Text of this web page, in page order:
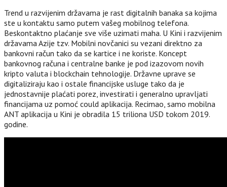
Trend u razvijenim državama je rast digitalnih banaka sa kojima
ste u kontaktu samo putem vašeg mobilnog telefona.
Beskontaktno plaćanje sve više uzimati maha. U Kini i razvijenim
državama Azije tzv. Mobilni novčanici su vezani direktno za
bankovni račun tako da se kartice i ne koriste. Koncept
bankovnog računa i centralne banke je pod izazovom novih
kripto valuta i blockchain tehnologije. Državne uprave se
digitaliziraju kao i ostale financijske usluge tako da je
jednostavnije plaćati porez, investirati i generalno upravljati
financijama uz pomoć could aplikacija. Recimao, samo mobilna
ANT aplikacija u Kini je obradila 15 triliona USD tokom 2019.
godine.